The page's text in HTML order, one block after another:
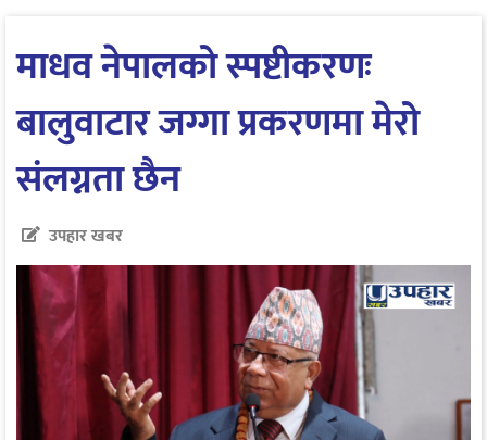
माधव नेपालको स्पष्टीकरणः
बालुवाटार जग्गा प्रकरणमा मेरो
संलग्नता छैन
उपहार खबर